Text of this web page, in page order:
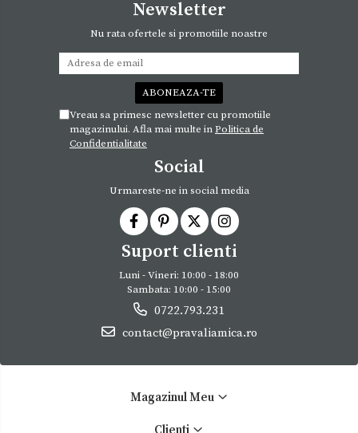
Newsletter
Nu rata ofertele si promotiile noastre
Vreau sa primesc newsletter cu promotiile
magazinului. Afla mai multe inPolitica de
Confidentialitate
Social
Urmareste-ne in social media
Suport clienti
Luni - Vineri: 10:00 - 18:00
Sambata: 10:00 - 15:00
0722.793.231
contact@pravaliamica.ro
Magazinul Meu